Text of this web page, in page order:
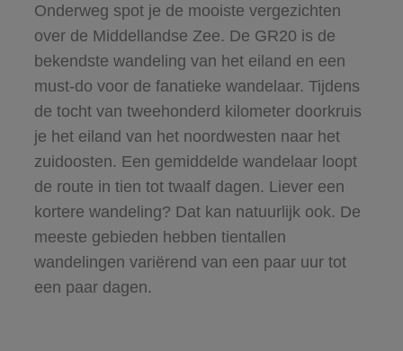
Onderweg spot je de mooiste vergezichten
over de Middellandse Zee. De GR20 is de
bekendste wandeling van het eiland en een
must-do voor de fanatieke wandelaar. Tijdens
de tocht van tweehonderd kilometer doorkruis
je het eiland van het noordwesten naar het
zuidoosten. Een gemiddelde wandelaar loopt
de route in tien tot twaalf dagen. Liever een
kortere wandeling? Dat kan natuurlijk ook. De
meeste gebieden hebben tientallen
wandelingen variërend van een paar uur tot
een paar dagen.